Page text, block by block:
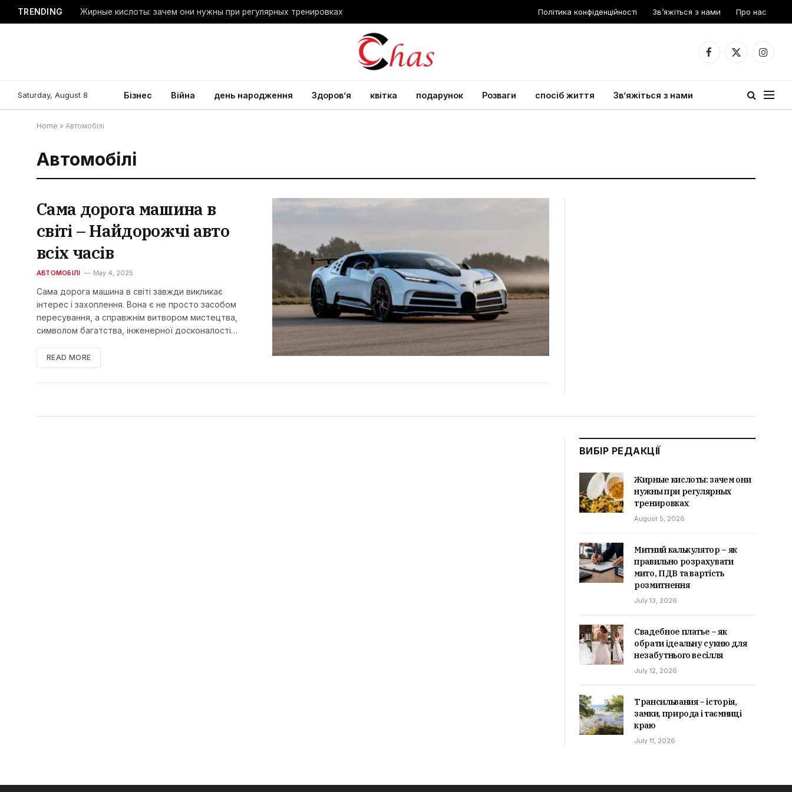
TRENDING Жирные кислоты: зачем они нужны при регулярных тренировках Політика конфіденційності Зв’яжіться з нами Про нас
Facebook
X
Saturday, August 8 Бізнес Війна день народження Здоров’я квітка подарунок Розваги спосіб життя Зв’яжіться з нами
Home » Автомобілі
Автомобілі
Сама дорога машина в
світі – Найдорожчі авто
всіх часів
АВТОМОБІЛІ May 4, 2025
Сама дорога машина в світі завжди викликає
інтерес і захоплення. Вона є не просто засобом
пересування, а справжнім витвором мистецтва,
символом багатства, інженерної досконалості…
READ MORE
ВИБІР РЕДАКЦІЇ
Жирные кислоты: зачем они
нужны при регулярных
тренировках
August 5, 2026
Митний калькулятор – як
правильно розрахувати
мито, ПДВ та вартість
розмитнення
July 13, 2026
Свадебное платье – як
обрати ідеальну сукню для
незабутнього весілля
July 12, 2026
Трансильвания – історія,
замки, природа і таємниці
краю
July 11, 2026